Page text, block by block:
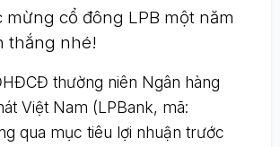
mừng cổ đông LPB một năm
thắng nhé!
thường niên Ngân hàng
Việt Nam (LPBank, mã:
qua mục tiêu lợi nhuận trước